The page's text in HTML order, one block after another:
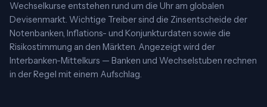
Wechselkurse entstehen rund um die Uhr am globalen
Devisenmarkt. Wichtige Treiber sind die Zinsentscheide der
Notenbanken, Inflations- und Konjunkturdaten sowie die
Risikostimmung an den Märkten. Angezeigt wird der
Interbanken-Mittelkurs — Banken und Wechselstuben rechnen
in der Regel mit einem Aufschlag.